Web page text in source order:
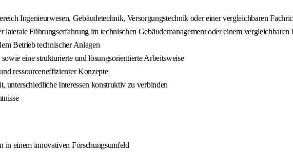
Ingenieurwesen, Gebäudetechnik, Versorgungstechnik oder einer vergleichbaren
Führungserfahrung im technischen Gebäudemanagement oder einem vergleichbaren
Betrieb technischer Anlagen
eine strukturierte und lösungsorientierte Arbeitsweise
ressourceneffizienter Konzepte
unterschiedliche Interessen konstruktiv zu verbinden
einem innovativen Forschungsumfeld